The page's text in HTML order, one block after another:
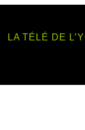
LA TÉLÉ DE